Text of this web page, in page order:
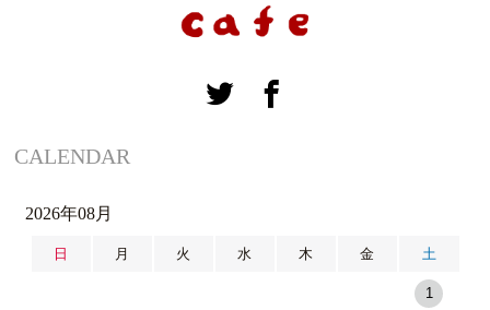
CALENDAR
2026年08月
日 月 火 水 木 金 土
1